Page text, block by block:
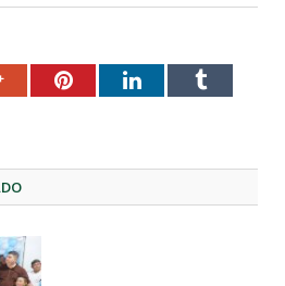
Google+PinterestLinkedInTumblr